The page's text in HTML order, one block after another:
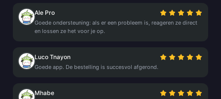
Ale Pro
Goede ondersteuning: als er een probleem is, reageren ze direct
en lossen ze het voor je op.
Luco Tnayon
Goede app. De bestelling is succesvol afgerond.
Mhabe